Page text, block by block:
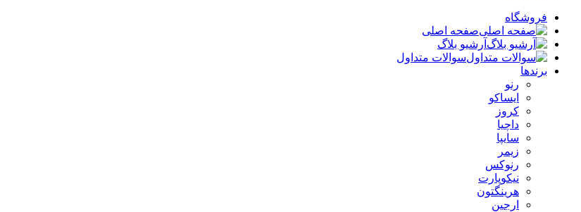
فروشگاه
صفحه اصلی
آرشیو بلاگ
سوالات متداول
برندها
رنو
ایساکو
کروز
داچیا
سایپا
زیمر
رنوکس
نیکوپارت
هرینگتون
ارجین